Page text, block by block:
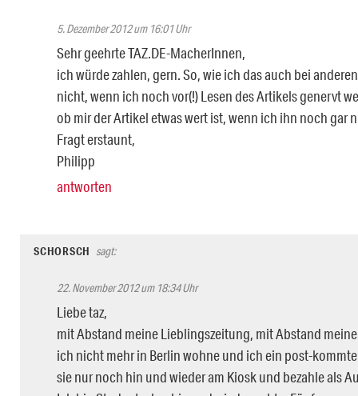
5. Dezember 2012 um 16:01 Uhr
Sehr geehrte TAZ.DE-MacherInnen,
ich würde zahlen, gern. So, wie ich das auch bei
nicht, wenn ich noch vor(!) Lesen des Artikels genervt
ob mir der Artikel etwas wert ist, wenn ich ihn noch gar
Fragt erstaunt,
Philipp
antworten
SCHORSCH sagt:
22. November 2012 um 18:34 Uhr
Liebe taz,
mit Abstand meine Lieblingszeitung, mit Abstand
ich nicht mehr in Berlin wohne und ich ein post-
sie nur noch hin und wieder am Kiosk und bezahle als